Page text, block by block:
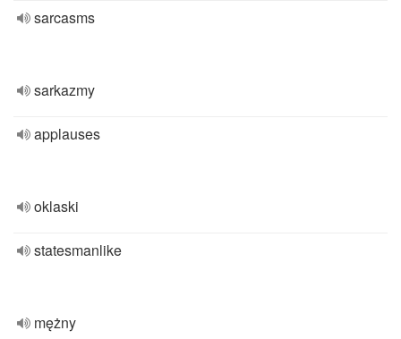
sarcasms
sarkazmy
applauses
oklaski
statesmanlike
mężny